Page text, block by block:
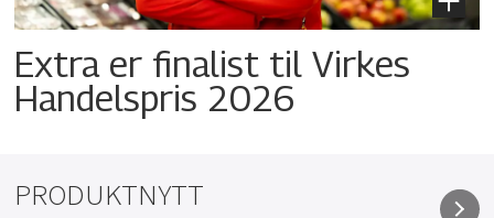
Extra er finalist til Virkes
Handelspris 2026
PRODUKTNYTT